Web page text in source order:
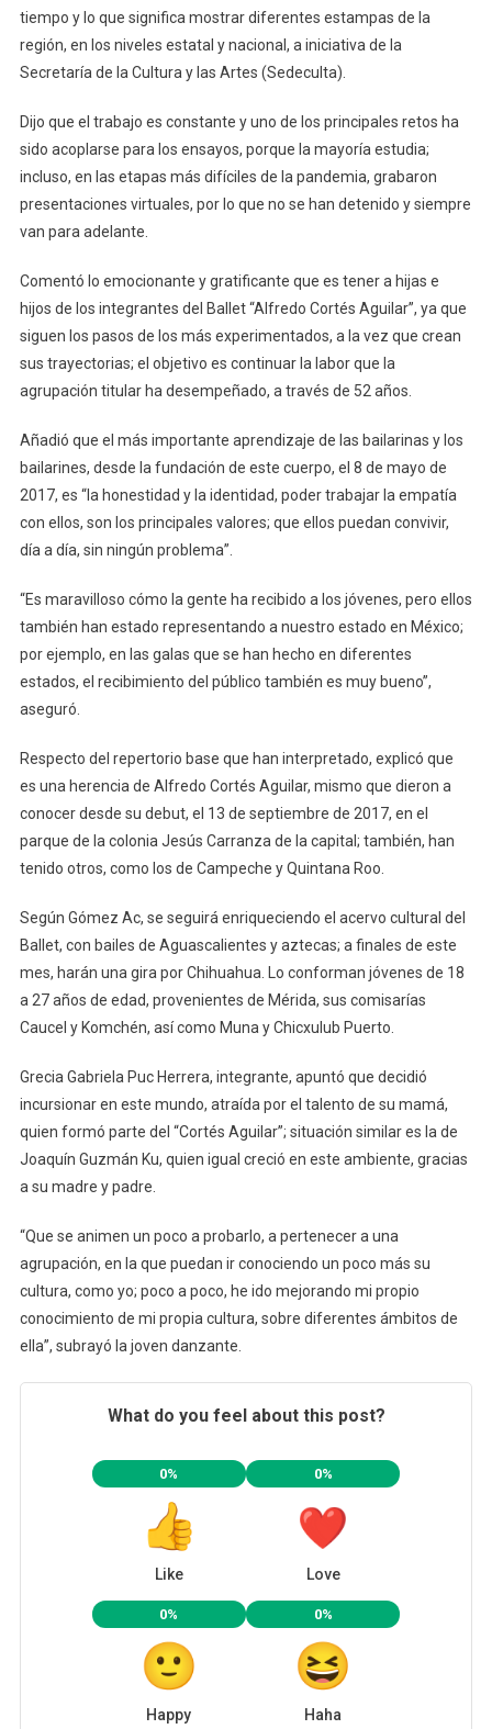
tiempo y lo que significa mostrar diferentes estampas de la
región, en los niveles estatal y nacional, a iniciativa de la
Secretaría de la Cultura y las Artes (Sedeculta).
Dijo que el trabajo es constante y uno de los principales retos ha
sido acoplarse para los ensayos, porque la mayoría estudia;
incluso, en las etapas más difíciles de la pandemia, grabaron
presentaciones virtuales, por lo que no se han detenido y siempre
van para adelante.
Comentó lo emocionante y gratificante que es tener a hijas e
hijos de los integrantes del Ballet “Alfredo Cortés Aguilar”, ya que
siguen los pasos de los más experimentados, a la vez que crean
sus trayectorias; el objetivo es continuar la labor que la
agrupación titular ha desempeñado, a través de 52 años.
Añadió que el más importante aprendizaje de las bailarinas y los
bailarines, desde la fundación de este cuerpo, el 8 de mayo de
2017, es “la honestidad y la identidad, poder trabajar la empatía
con ellos, son los principales valores; que ellos puedan convivir,
día a día, sin ningún problema”.
“Es maravilloso cómo la gente ha recibido a los jóvenes, pero ellos
también han estado representando a nuestro estado en México;
por ejemplo, en las galas que se han hecho en diferentes
estados, el recibimiento del público también es muy bueno”,
aseguró.
Respecto del repertorio base que han interpretado, explicó que
es una herencia de Alfredo Cortés Aguilar, mismo que dieron a
conocer desde su debut, el 13 de septiembre de 2017, en el
parque de la colonia Jesús Carranza de la capital; también, han
tenido otros, como los de Campeche y Quintana Roo.
Según Gómez Ac, se seguirá enriqueciendo el acervo cultural del
Ballet, con bailes de Aguascalientes y aztecas; a finales de este
mes, harán una gira por Chihuahua. Lo conforman jóvenes de 18
a 27 años de edad, provenientes de Mérida, sus comisarías
Caucel y Komchén, así como Muna y Chicxulub Puerto.
Grecia Gabriela Puc Herrera, integrante, apuntó que decidió
incursionar en este mundo, atraída por el talento de su mamá,
quien formó parte del “Cortés Aguilar”; situación similar es la de
Joaquín Guzmán Ku, quien igual creció en este ambiente, gracias
a su madre y padre.
“Que se animen un poco a probarlo, a pertenecer a una
agrupación, en la que puedan ir conociendo un poco más su
cultura, como yo; poco a poco, he ido mejorando mi propio
conocimiento de mi propia cultura, sobre diferentes ámbitos de
ella”, subrayó la joven danzante.
What do you feel about this post?
0%
Like
0%
Love
0%
Happy
0%
Haha